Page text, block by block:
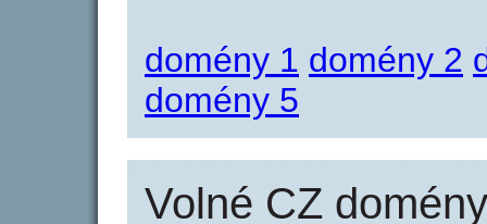
domény 1 domény 2
domény 5
Volné CZ